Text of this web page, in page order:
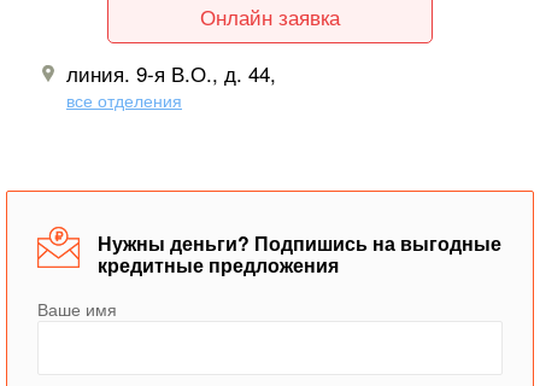
Онлайн заявка
линия. 9-я В.О., д. 44,
все отделения
Нужны деньги? Подпишись на выгодные
кредитные предложения
Ваше имя